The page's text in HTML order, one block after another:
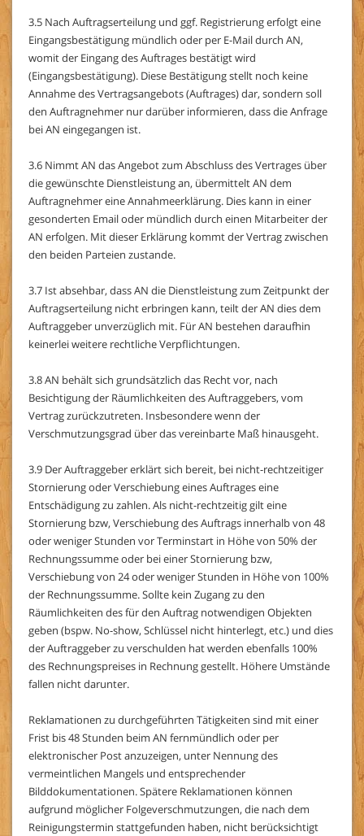
3.5 Nach Auftragserteilung und ggf. Registrierung erfolgt eine
Eingangsbestätigung mündlich oder per E-Mail durch AN,
womit der Eingang des Auftrages bestätigt wird
(Eingangsbestätigung). Diese Bestätigung stellt noch keine
Annahme des Vertragsangebots (Auftrages) dar, sondern soll
den Auftragnehmer nur darüber informieren, dass die Anfrage
bei AN eingegangen ist.
3.6 Nimmt AN das Angebot zum Abschluss des Vertrages über
die gewünschte Dienstleistung an, übermittelt AN dem
Auftragnehmer eine Annahmeerklärung. Dies kann in einer
gesonderten Email oder mündlich durch einen Mitarbeiter der
AN erfolgen. Mit dieser Erklärung kommt der Vertrag zwischen
den beiden Parteien zustande.
3.7 Ist absehbar, dass AN die Dienstleistung zum Zeitpunkt der
Auftragserteilung nicht erbringen kann, teilt der AN dies dem
Auftraggeber unverzüglich mit. Für AN bestehen daraufhin
keinerlei weitere rechtliche Verpflichtungen.
3.8 AN behält sich grundsätzlich das Recht vor, nach
Besichtigung der Räumlichkeiten des Auftraggebers, vom
Vertrag zurückzutreten. Insbesondere wenn der
Verschmutzungsgrad über das vereinbarte Maß hinausgeht.
3.9 Der Auftraggeber erklärt sich bereit, bei nicht-rechtzeitiger
Stornierung oder Verschiebung eines Auftrages eine
Entschädigung zu zahlen. Als nicht-rechtzeitig gilt eine
Stornierung bzw, Verschiebung des Auftrags innerhalb von 48
oder weniger Stunden vor Terminstart in Höhe von 50% der
Rechnungssumme oder bei einer Stornierung bzw,
Verschiebung von 24 oder weniger Stunden in Höhe von 100%
der Rechnungssumme. Sollte kein Zugang zu den
Räumlichkeiten des für den Auftrag notwendigen Objekten
geben (bspw. No-show, Schlüssel nicht hinterlegt, etc.) und dies
der Auftraggeber zu verschulden hat werden ebenfalls 100%
des Rechnungspreises in Rechnung gestellt. Höhere Umstände
fallen nicht darunter.
Reklamationen zu durchgeführten Tätigkeiten sind mit einer
Frist bis 48 Stunden beim AN fernmündlich oder per
elektronischer Post anzuzeigen, unter Nennung des
vermeintlichen Mangels und entsprechender
Bilddokumentationen. Spätere Reklamationen können
aufgrund möglicher Folgeverschmutzungen, die nach dem
Reinigungstermin stattgefunden haben, nicht berücksichtigt